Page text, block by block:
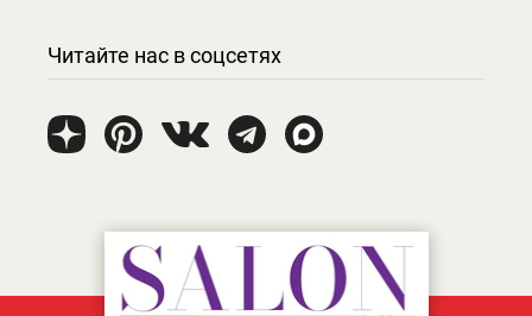
Читайте нас в соцсетях